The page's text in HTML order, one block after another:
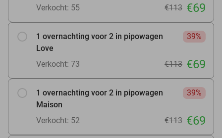
Verkocht: 55 €113 €69
1 overnachting voor 2 in pipowagen
Love
39%
Verkocht: 73 €113 €69
1 overnachting voor 2 in pipowagen
Maison
39%
Verkocht: 52 €113 €69